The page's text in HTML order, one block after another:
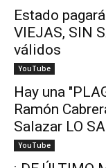
Estado
VIEJAS, SIN
válidos
YouTube
Hay una
Ramón
Salazar LO
YouTube